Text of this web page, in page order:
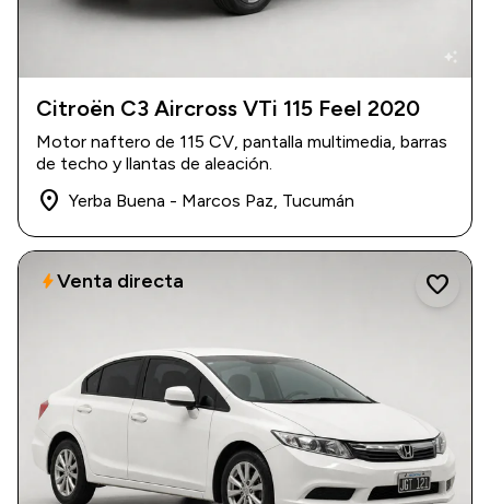
auto_awesome
2020 88.000 km
$ 16.400.000
Citroën C3 Aircross VTi 115 Feel 2020
Motor naftero de 115 CV, pantalla multimedia, barras
de techo y llantas de aleación.
place Yerba Buena - Marcos Paz, Tucumán
favorite
boltVenta directa